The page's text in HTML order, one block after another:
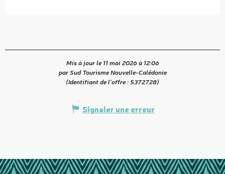
Mis à jour le 11 mai 2026 à 12:06
par Sud Tourisme Nouvelle-Calédonie
(Identifiant de l'offre :5372728)
Signaler une erreur